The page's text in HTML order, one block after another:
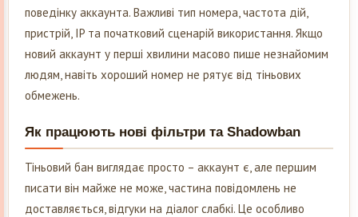
поведінку аккаунта. Важливі тип номера, частота дій,
пристрій, IP та початковий сценарій використання. Якщо
новий аккаунт у перші хвилини масово пише незнайомим
людям, навіть хороший номер не рятує від тіньових
обмежень.
Як працюють нові фільтри та Shadowban
Тіньовий бан виглядає просто – аккаунт є, але першим
писати він майже не може, частина повідомлень не
доставляється, відгуки на діалог слабкі. Це особливо